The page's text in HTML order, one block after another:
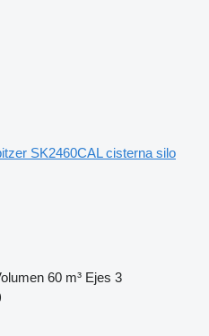
SK2460CAL cisterna silo
60 m³ Ejes 3